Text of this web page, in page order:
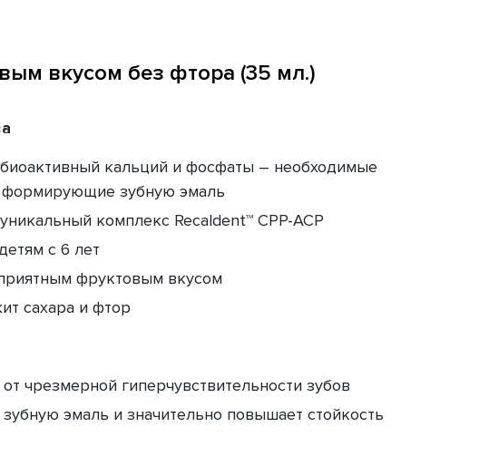
вкусом без фтора (35 мл.)
кальций и фосфаты – необходимые
зубную эмаль
комплекс Recaldent™ CPP-ACP
с 6 лет
фруктовым вкусом
сахара и фтор
чрезмерной гиперчувствительности зубов
эмаль и значительно повышает стойкость